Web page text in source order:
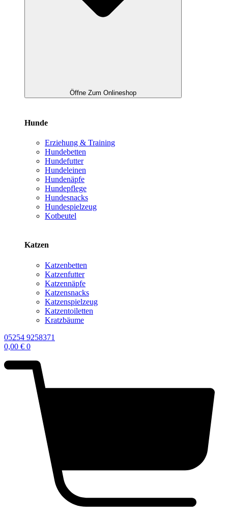
Öffne Zum Onlineshop
Hunde
Erziehung & Training
Hundebetten
Hundefutter
Hundeleinen
Hundenäpfe
Hundepflege
Hundesnacks
Hundespielzeug
Kotbeutel
Katzen
Katzenbetten
Katzenfutter
Katzennäpfe
Katzensnacks
Katzenspielzeug
Katzentoiletten
Kratzbäume
05254 9258371
0,00 € 0